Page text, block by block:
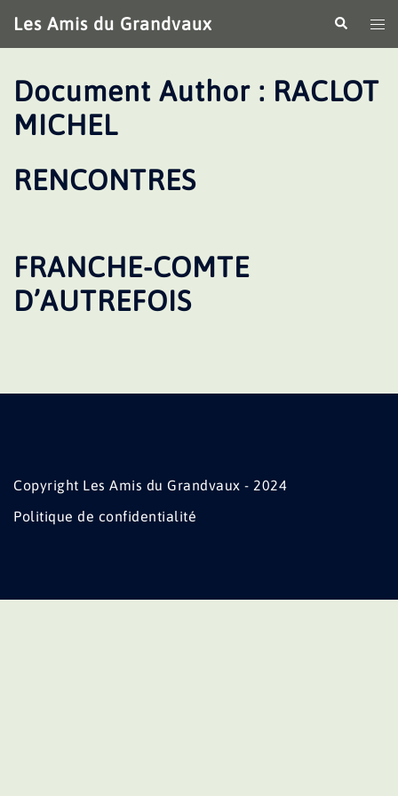
au
contenu
Les Amis du Grandvaux
le
Document Author : RACLOT
MICHEL
RENCONTRES
FRANCHE-COMTE
D’AUTREFOIS
Copyright Les Amis du Grandvaux - 2024
Politique de confidentialité